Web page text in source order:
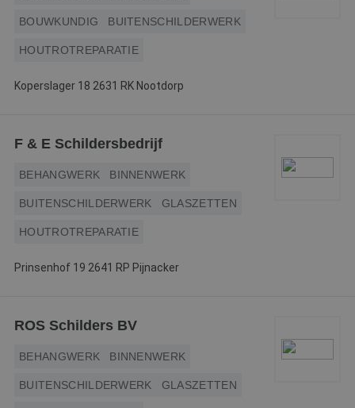
BOUWKUNDIG BUITENSCHILDERWERK
HOUTROTREPARATIE
Koperslager 18 2631 RK Nootdorp
F & E Schildersbedrijf
BEHANGWERK BINNENWERK
BUITENSCHILDERWERK GLASZETTEN
HOUTROTREPARATIE
Prinsenhof 19 2641 RP Pijnacker
ROS Schilders BV
BEHANGWERK BINNENWERK
BUITENSCHILDERWERK GLASZETTEN